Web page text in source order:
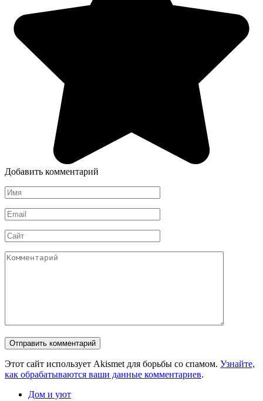
Добавить комментарий
Имя
*
Email
*
Сайт
Комментарий
Этот сайт использует Akismet для борьбы со спамом. Узнайте,
как обрабатываются ваши данные комментариев.
Дом и уют